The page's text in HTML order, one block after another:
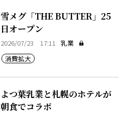
雪メグ「THE BUTTER」25
日オープン
2026/07/23 17:11 乳業
消費拡大
よつ葉乳業と札幌のホテルが
朝食でコラボ